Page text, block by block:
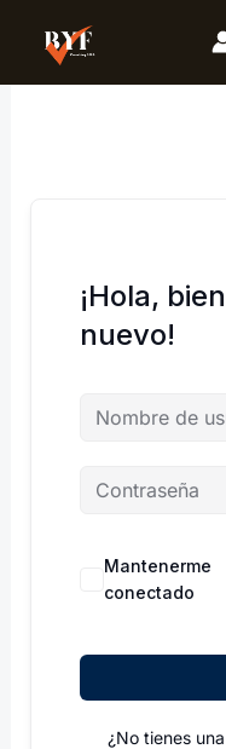
contenido
¡Hola,
nuevo!
Mantenerme
conectado
¿No tienes